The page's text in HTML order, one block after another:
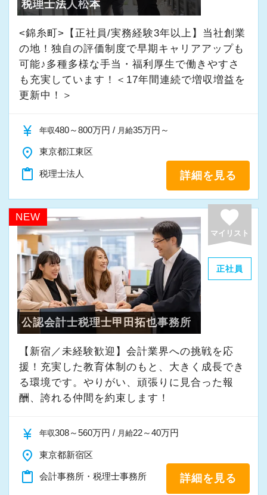
「応募する」からお気軽にご連絡ください。
して頂きながら、
完全在宅会計スタッフとして、会計業務全般を
お任せします。
【具体的な業務】
・記帳代行
・年末調整業務
・申告書作成補助
・決算業務
・Excelを使用した集計、Wordでの文書作成
・電話、メール対応
・その他付随する業務
これまでの会計事務所や経理経験を活かしてご
活躍いただけます。
また、経験やスキルに応じて徐々に担当する業
将来的には申告書レビューなど、専門性を高め
られる業務にも携わることが可能です。
どこでも通用する実務スキルを身につけなが
★
当事務所では、職員同士が協力しながら気持ち
税理士法人松本
<錦糸町>【正社員/実務経験3年以上】当社創業
の地！独自の評価制度で早期キャリアアップも
可能♪多種多様な手当・福利厚生で働きやすさ
も充実しています！＜17年間連続で増収増益を
更新中！＞
currency_yen 年収480～800万円 / 月給35万円～
place 東京都江東区
content_paste 税理士法人 詳細を見る
NEW favorite
マイリスト
正社員
公認会計士税理士甲田拓也事務所
【新宿／未経験歓迎】会計業界への挑戦を応
援！充実した教育体制のもと、大きく成長でき
る環境です。やりがい、頑張りに見合った報
酬、誇れる仲間を約束します！
currency_yen 年収308～560万円 / 月給22～40万円
place 東京都新宿区
content_paste 会計事務所・税理士事務所 詳細を見る